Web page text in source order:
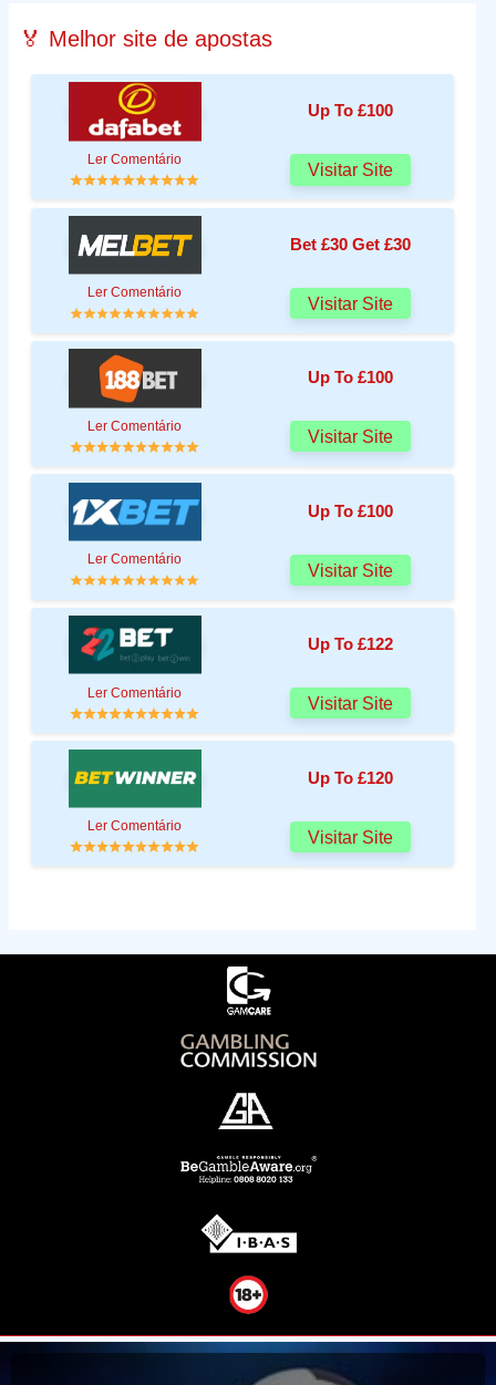
🏅 Melhor site de apostas
Up To £100
Ler Comentário
Visitar Site
Bet £30 Get £30
Ler Comentário
Visitar Site
Up To £100
Ler Comentário
Visitar Site
Up To £100
Ler Comentário
Visitar Site
Up To £122
Ler Comentário
Visitar Site
Up To £120
Ler Comentário
Visitar Site